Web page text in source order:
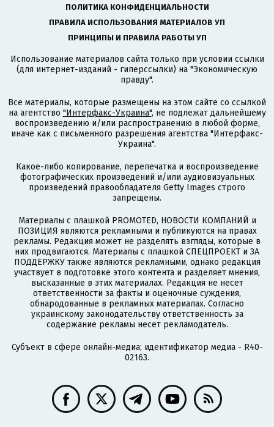
ПОЛИТИКА КОНФИДЕНЦИАЛЬНОСТИ
ПРАВИЛА ИСПОЛЬЗОВАНИЯ МАТЕРИАЛОВ УП
ПРИНЦИПЫ И ПРАВИЛА РАБОТЫ УП
Использование материалов сайта только при условии ссылки
(для интернет-изданий - гиперссылки) на "Экономическую
правду".
Все материалы, которые размещены на этом сайте со ссылкой
на агентство "Интерфакс-Украина", не подлежат дальнейшему
воспроизведению и/или распространению в любой форме,
иначе как с письменного разрешения агентства "Интерфакс-
Украина".
Какое-либо копирование, перепечатка и воспроизведение
фотографических произведений и/или аудиовизуальных
произведений правообладателя Getty Images строго
запрещены.
Материалы с плашкой PROMOTED, НОВОСТИ КОМПАНИЙ и
ПОЗИЦИЯ являются рекламными и публикуются на правах
рекламы. Редакция может не разделять взгляды, которые в
них продвигаются. Материалы с плашкой СПЕЦПРОЕКТ и ЗА
ПОДДЕРЖКУ также являются рекламными, однако редакция
участвует в подготовке этого контента и разделяет мнения,
высказанные в этих материалах. Редакция не несет
ответственности за факты и оценочные суждения,
обнародованные в рекламных материалах. Согласно
украинскому законодательству ответственность за
содержание рекламы несет рекламодатель.
Субъект в сфере онлайн-медиа; идентификатор медиа - R40-
02163.